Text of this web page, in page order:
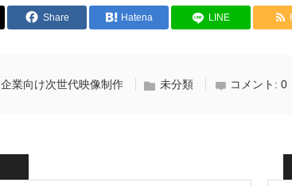
Share Hatena LINE
企業向け次世代映像制作 未分類 コメント: 0